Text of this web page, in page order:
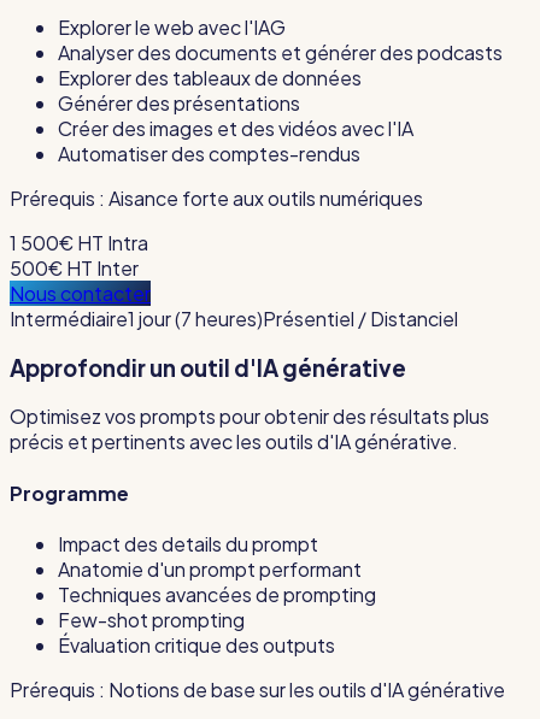
Explorer le web avec l'IAG
Analyser des documents et générer des podcasts
Explorer des tableaux de données
Générer des présentations
Créer des images et des vidéos avec l'IA
Automatiser des comptes-rendus
Prérequis : Aisance forte aux outils numériques
1 500€ HT Intra
500€ HT Inter
Nous contacter
Intermédiaire1 jour (7 heures)Présentiel / Distanciel
Approfondir un outil d'IA générative
Optimisez vos prompts pour obtenir des résultats plus
précis et pertinents avec les outils d'IA générative.
Programme
Impact des details du prompt
Anatomie d'un prompt performant
Techniques avancées de prompting
Few-shot prompting
Évaluation critique des outputs
Prérequis : Notions de base sur les outils d'IA générative